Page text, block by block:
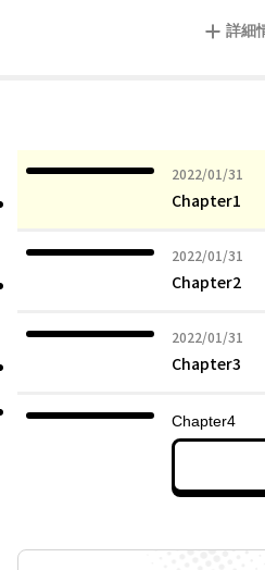
詳細
2022/01/31
2022年01月31日
Chapter1
2022/01/31
2022年01月31日
Chapter2
2022/01/31
2022年01月31日
Chapter3
Chapter4